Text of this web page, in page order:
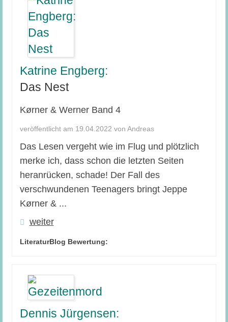
Katrine Engberg:
Das Nest
Kørner & Werner Band 4
veröffentlicht am 19.04.2022 von Andreas
Das Lesen vergeht wie im Flug und plötzlich
merke ich, dass schon die letzten Seiten
heranrücken, schade! Der Fall des
verschwundenen Teenagers bringt Jeppe
Kørner & ...
weiter
LiteraturBlog Bewertung:
Dennis Jürgensen: